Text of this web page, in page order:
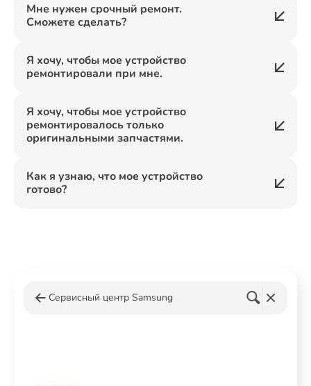
Мне нужен срочный ремонт.
Сможете сделать?
Я хочу, чтобы мое устройство
ремонтировали при мне.
Я хочу, чтобы мое устройство
ремонтировалось только
оригинальными запчастями.
Как я узнаю, что мое устройство
готово?
Сервисный центр Samsung